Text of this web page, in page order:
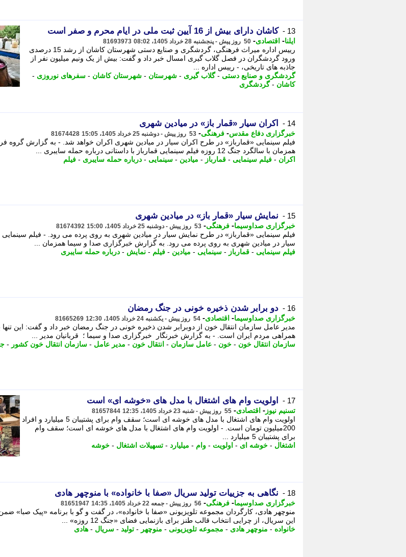
13 - کاشان دارای بیش از 16 آیین ثبت ملی در ایام محرم و صفر است
ایلنا- اقتصادی- 50 روز پیش - پنجشنبه 28 خرداد 1405، 08:02 81693973
رییس اداره میراث فرهنگی، گردشگری و صنایع دستی شهرستان کاشان از رشد 15 درصدی
ورود گردشگران در فصل گلاب گیری امسال خبر داد و گفت: بیش از یک ونیم میلیون نفر از
جاذبه های تاریخی، - رییس اداره ...
گردشگری و صنایع دستی -گلاب گیری - شهرستان - شهرستان کاشان - سفرهای نوروزی -
کاشان -گردشگری
14 - اکران سیار «قمار باز» در میادین شهری
خبرگزاری دفاع مقدس- فرهنگی- 53 روز پیش - دوشنبه 25 خرداد 1405، 15:05 81674428
فیلم سینمایی «قمارباز» در طرح اکران سیار در میادین شهری اکران خواهد شد. - به گزارش گروه
همزمان با سالگرد جنگ 12 روزه فیلم سینمایی قمارباز با داستانی درباره حمله سایبری ...
اکران - فیلم سینمایی - قمارباز - میادین - سینمایی - درباره حمله سایبری - فیلم
15 - نمایش سیار «قمار باز» در میادین شهری
خبرگزاری صداوسیما- فرهنگی- 53 روز پیش - دوشنبه 25 خرداد 1405، 15:00 81674392
فیلم سینمایی «قمارباز» در طرح نمایش سیار در میادین شهری به روی پرده می رود. - فیلم
سیار در میادین شهری به روی پرده می رود. به گزارش خبرگزاری صدا و سیما همزمان ...
فیلم سینمایی - قمارباز - سینمایی - میادین - فیلم - نمایش - درباره حمله سایبری
16 - دو برابر شدن ذخیره خونی در جنگ رمضان
خبرگزاری صداوسیما- اقتصادی- 54 روز پیش - یکشنبه 24 خرداد 1405، 12:30 81665269
مدیر عامل سازمان انتقال خون از دوبرابر شدن ذخیره خونی در جنگ رمضان خبر داد و گفت: این تنها
همراهی مردم ایران است. - به گزارش خبرنگار خبرگزاری صدا و سیما ؛ قربانیان مدیر ...
سازمان انتقال خون - خون - عامل سازمان - انتقال خون - مدیر عامل - سازمان انتقال خون کشور -
17 - اولویت وام های اشتغال با مدل های «خوشه ای» است
تسنیم نیوز - اقتصادی- 55 روز پیش - شنبه 23 خرداد 1405، 12:35 81657844
اولویت وام های اشتغال با مدل های خوشه ای است؛ سقف وام برای پشتیبان 5 میلیارد و افراد
200میلیون تومان است. - اولویت وام های اشتغال با مدل های خوشه ای است؛ سقف وام
برای پشتیبان 5 میلیارد ...
اشتغال - خوشه ای - اولویت - وام - میلیارد - تسهیلات اشتغال - خوشه
18 - نگاهی به جزییات تولید سریال «صفا با خانواده» با منوچهر هادی
خبرگزاری صداوسیما- فرهنگی- 56 روز پیش - جمعه 22 خرداد 1405، 14:35 81651947
منوچهر هادی، کارگردان مجموعه تلویزیونی «صفا با خانواده»، در گفت و گو با برنامه «پیک صبا»
این سریال، از چرایی انتخاب قالب طنز برای بازنمایی فضای «جنگ 12 روزه» ...
خانواده - منوچهر هادی - مجموعه تلویزیونی - منوچهر - تولید - سریال - هادی